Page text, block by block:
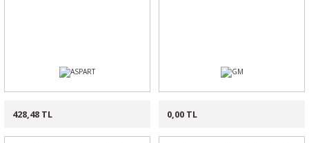
428,48 TL 0,00 TL